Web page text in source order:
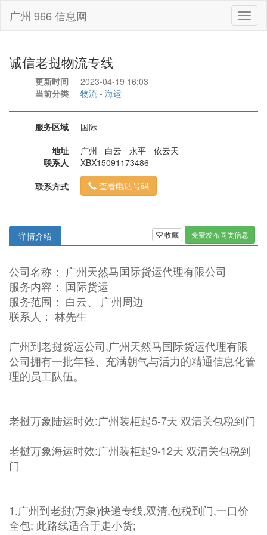
广州 966 信息网
诚信老挝物流专线
更新时间
2023-04-19 16:03
当前分类
物流 - 海运
服务区域
国际
地址
广州 - 白云 - 永平 - 依云天
联系人
XBX15091173486
联系方式
查看电话号码
收藏 免费发布同类信息
详情介绍
公司名称： 广州天然马国际货运代理有限公司
服务内容： 国际货运
服务范围： 白云、 广州周边
联系人： 林先生
广州到老挝货运公司,广州天然马国际货运代理有限
公司拥有一批年轻、充满朝气与活力的精通信息化管
理的员工队伍。
老挝万象陆运时效:广州装柜起5-7天 双清关包税到门
老挝万象海运时效:广州装柜起9-12天 双清关包税到
门
1.广州到老挝(万象)快递专线,双清,包税到门,一口价
全包; 此路线适合于走小货;